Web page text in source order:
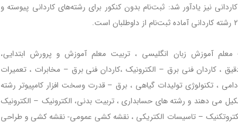
نیز یادآور شد: ثبت‌نام بدون کنکور برای رشته‌های کاردانی پیوسته و
آموزش زبان انگلیسی ، تربیت معلم آموزش و پرورش ابتدایی،
دقیق ، کاردان فنی برق – الکترونیک ،کاردان فنی برق – مخابرات ، تعمیرات
دامی ، تکنولوژی تولیدات گیاهی ، برق – قدرت وسخت افزار کامپیوتر رشته
می دهند و رشته های حسابداری ، تربیت بدنی، الکترونیک – الکترونیک
– تاسیسات الکتریکی ، نقشه کشی عمومی- نقشه کشی و طراحی